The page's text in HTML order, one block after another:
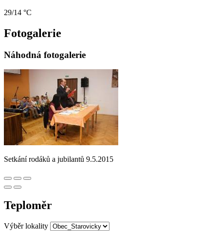
29/14 °C
Fotogalerie
Náhodná fotogalerie
Setkání rodáků a jubilantů 9.5.2015
Teploměr
Výběr lokality